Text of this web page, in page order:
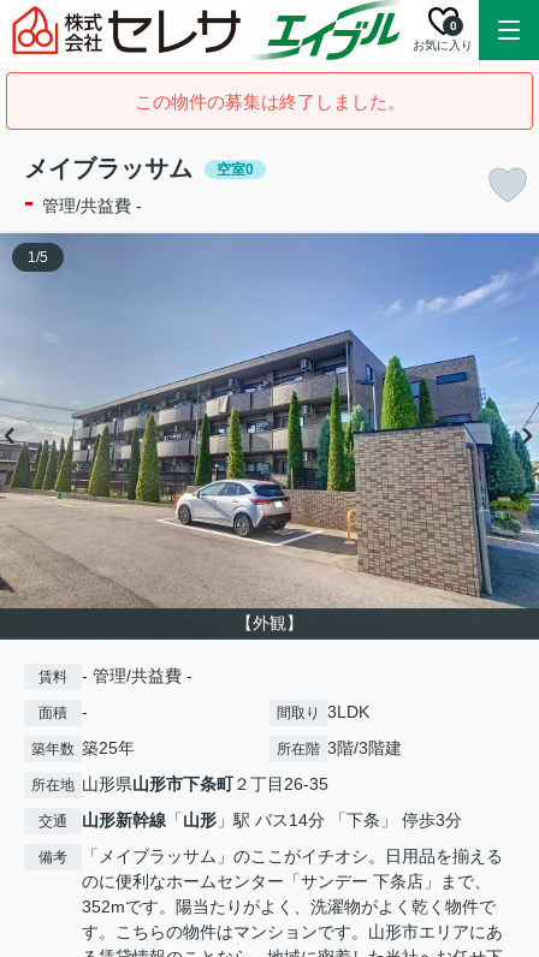
お気に入り
0
この物件の募集は終了しました。
メイブラッサム 空室0
- 管理/共益費 -
【外観】
1/5
賃料 - 管理/共益費 -
面積 - 間取り 3LDK
築年数 築25年 所在階 3階/3階建
所在地 山形県山形市下条町２丁目26-35
交通 山形新幹線 「山形 」駅 バス14分 「下条」 停歩3分
備考
「メイブラッサム」のここがイチオシ。日用品を揃える
のに便利なホームセンター「サンデー 下条店」まで、
352mです。陽当たりがよく、洗濯物がよく乾く物件で
す。こちらの物件はマンションです。山形市エリアにあ